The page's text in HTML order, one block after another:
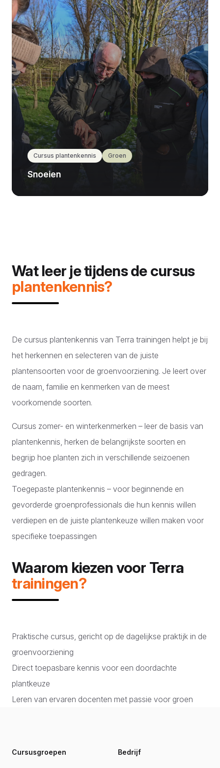
Cursus plantenkennis Groen
Snoeien
Wat leer je tijdens de cursus
plantenkennis?
De cursus plantenkennis van Terra trainingen helpt je bij
het herkennen en selecteren van de juiste
plantensoorten voor de groenvoorziening. Je leert over
de naam, familie en kenmerken van de meest
voorkomende soorten.
Cursus zomer- en winterkenmerken – leer de basis van
plantenkennis, herken de belangrijkste soorten en
begrijp hoe planten zich in verschillende seizoenen
gedragen.
Toegepaste plantenkennis – voor beginnende en
gevorderde groenprofessionals die hun kennis willen
verdiepen en de juiste plantenkeuze willen maken voor
specifieke toepassingen
Waarom kiezen voor Terra
trainingen?
Praktische cursus, gericht op de dagelijkse praktijk in de
groenvoorziening
Direct toepasbare kennis voor een doordachte
plantkeuze
Leren van ervaren docenten met passie voor groen
Cursusgroepen Bedrijf